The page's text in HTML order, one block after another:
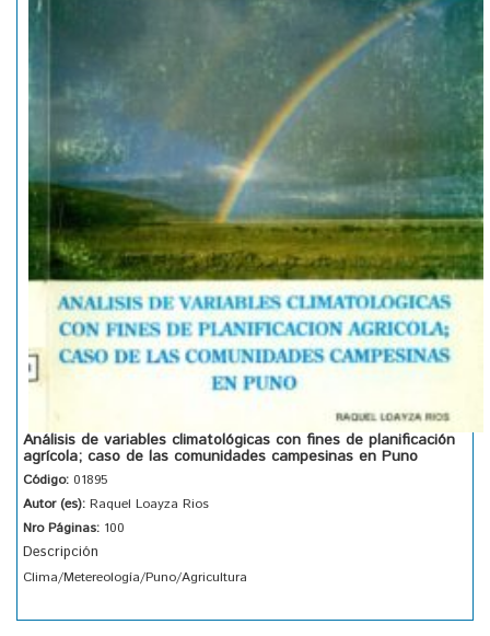
Análisis de variables climatológicas con fines de planificación
agrícola; caso de las comunidades campesinas en Puno
Código: 01895
Autor (es): Raquel Loayza Rios
Nro Páginas: 100
Descripción
Clima/Metereología/Puno/Agricultura